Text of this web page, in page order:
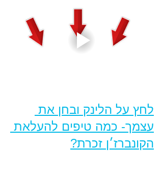
לחץ על הלינק ובחן את
עצמך- כמה טיפים להעלאת
הקונברז׳ן זכרת?